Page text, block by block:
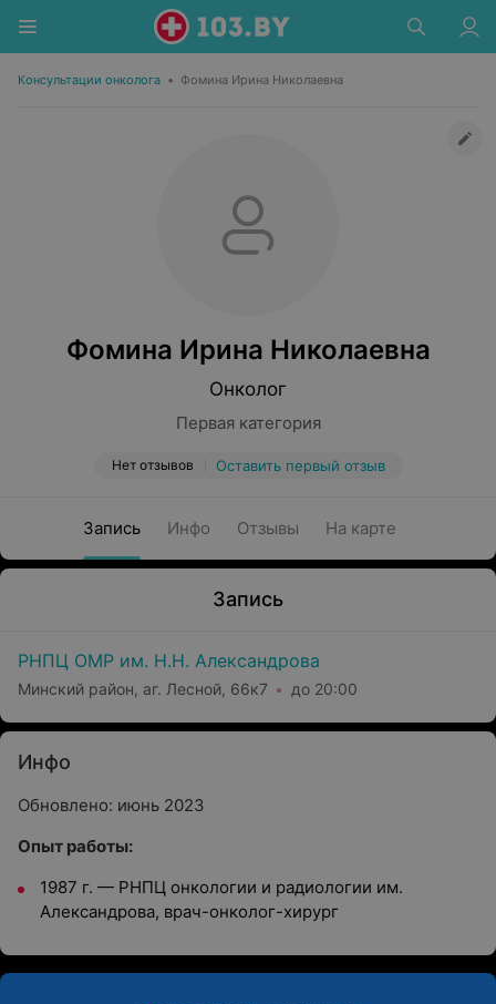
Консультации онколога • Фомина Ирина Николаевна
Фомина Ирина Николаевна
Онколог
Первая категория
Нет отзывов Оставить первый отзыв
Запись Инфо Отзывы На карте
Запись
РНПЦ ОМР им. Н.Н. Александрова
Минский район, аг. Лесной, 66к7 до 20:00
Инфо
Обновлено: июнь 2023
Опыт работы:
1987 г. — РНПЦ онкологии и радиологии им.
Александрова, врач-онколог-хирург